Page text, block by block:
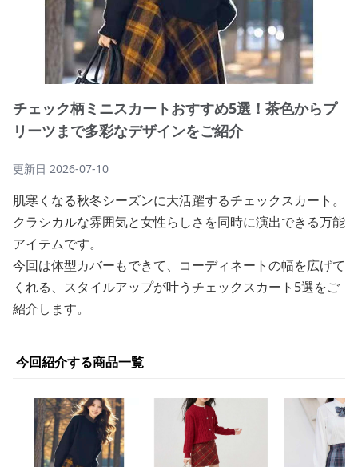
チェック柄ミニスカートおすすめ5選！茶色からプ
リーツまで多彩なデザインをご紹介
更新日 2026-07-10
肌寒くなる秋冬シーズンに大活躍するチェックスカート。
クラシカルな雰囲気と女性らしさを同時に演出できる万能
アイテムです。
今回は体型カバーもできて、コーディネートの幅を広げて
くれる、スタイルアップが叶うチェックスカート5選をご
紹介します。
今回紹介する商品一覧